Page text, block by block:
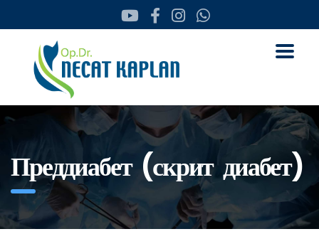
Преддиабет (скрит диабет)